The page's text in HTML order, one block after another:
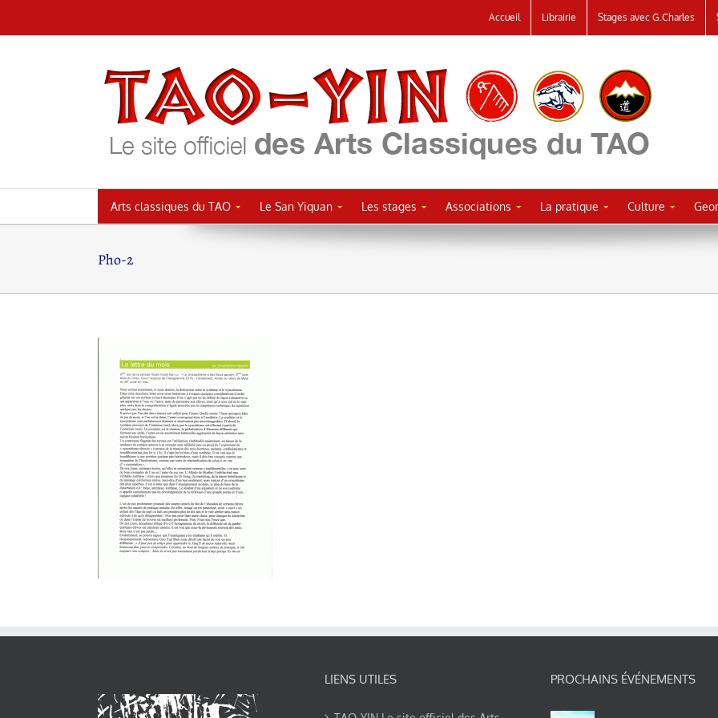
au
Accueil Librairie Stages avec G.Charles
Arts classiques du TAO Le San Yiquan Les stages Associations La pratique Culture
Pho-2
LIENS UTILES PROCHAINS ÉVÉNEMENTS